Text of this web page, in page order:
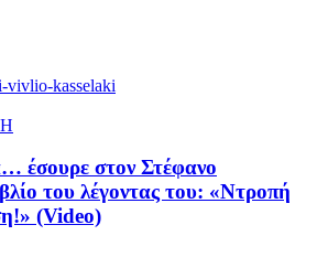
έσουρε στον Στέφανο
του λέγοντας του: «Ντροπή
(Video)